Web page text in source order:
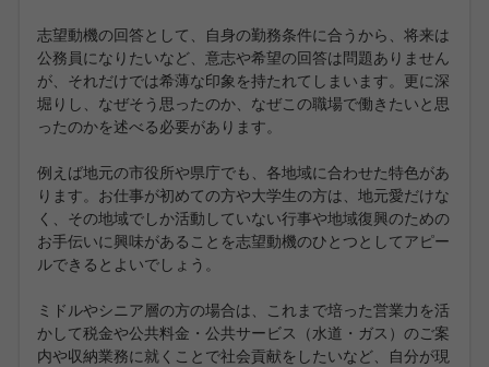
志望動機の回答として、自身の勤務条件に合うから、将来は
公務員になりたいなど、意志や希望の回答は問題ありません
が、それだけでは希薄な印象を持たれてしまいます。更に深
堀りし、なぜそう思ったのか、なぜこの職場で働きたいと思
ったのかを述べる必要があります。
例えば地元の市役所や県庁でも、各地域に合わせた特色があ
ります。お仕事が初めての方や大学生の方は、地元愛だけな
く、その地域でしか活動していない行事や地域復興のための
お手伝いに興味があることを志望動機のひとつとしてアピー
ルできるとよいでしょう。
ミドルやシニア層の方の場合は、これまで培った営業力を活
かして税金や公共料金・公共サービス（水道・ガス）のご案
内や収納業務に就くことで社会貢献をしたいなど、自分が現